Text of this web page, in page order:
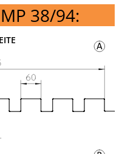
38/94: